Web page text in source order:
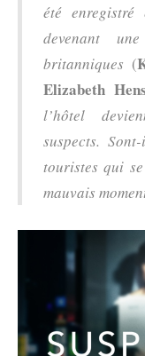
été
devenant
britanniques (
Elizabeth
l’hôtel
suspects.
touristes qui
mauvais